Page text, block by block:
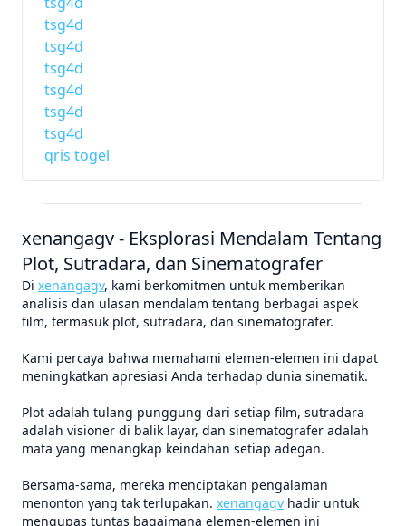
tsg4d
tsg4d
tsg4d
tsg4d
tsg4d
tsg4d
qris togel
xenangagv - Eksplorasi Mendalam Tentang
Plot, Sutradara, dan Sinematografer
Di xenangagv, kami berkomitmen untuk memberikan
analisis dan ulasan mendalam tentang berbagai aspek
film, termasuk plot, sutradara, dan sinematografer.
Kami percaya bahwa memahami elemen-elemen ini dapat
meningkatkan apresiasi Anda terhadap dunia sinematik.
Plot adalah tulang punggung dari setiap film, sutradara
adalah visioner di balik layar, dan sinematografer adalah
mata yang menangkap keindahan setiap adegan.
Bersama-sama, mereka menciptakan pengalaman
menonton yang tak terlupakan. xenangagv hadir untuk
mengupas tuntas bagaimana elemen-elemen ini